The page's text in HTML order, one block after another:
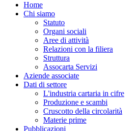
Home
Chi siamo
Statuto
Organi sociali
Aree di attività
Relazioni con la filiera
Struttura
Assocarta Servizi
Aziende associate
Dati di settore
L'industria cartaria in cifre
Produzione e scambi
Cruscotto della circolarità
Materie prime
Pubblicazioni